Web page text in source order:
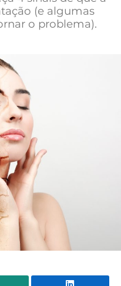
(e algumas
o problema).
WhatsApp